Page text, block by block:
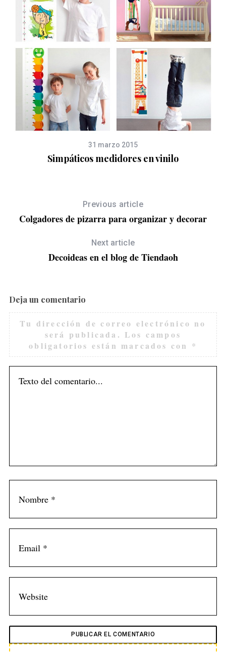
31 marzo 2015
Simpáticos medidores en vinilo
Previous article
Colgadores de pizarra para organizar y decorar
Next article
Decoideas en el blog de Tiendaoh
Deja un comentario
Tu dirección de correo electrónico no
será publicada. Los campos
obligatorios están marcados con *
e
r
: